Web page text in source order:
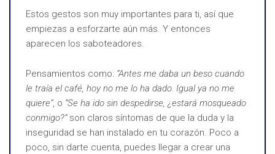
Estos gestos son muy importantes para ti, así que
empiezas a esforzarte aún más. Y entonces
aparecen los saboteadores.
Pensamientos como: “Antes me daba un beso cuando
le traía el café, hoy no me lo ha dado. Igual ya no me
quiere”, o “Se ha ido sin despedirse, ¿estará mosqueado
conmigo?”son claros síntomas de que la duda y la
inseguridad se han instalado en tu corazón. Poco a
poco, sin darte cuenta, puedes llegar a crear una